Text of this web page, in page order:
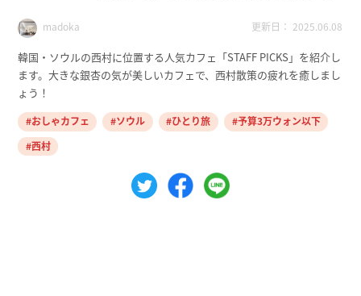
madoka 更新日： 2025.06.08
韓国・ソウルの西村に位置する人気カフェ「STAFF PICKS」を紹介し
ます。大きな銀杏の気が美しいカフェで、西村散策の疲れを癒しまし
ょう！
おしゃカフェ ソウル ひとり旅
予算3万ウォン以下
西村